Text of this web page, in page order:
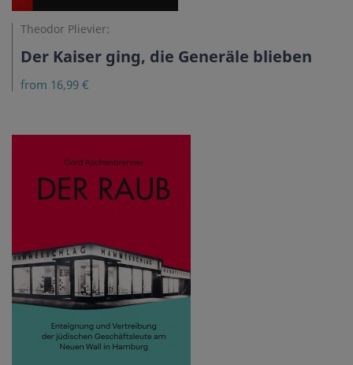
Theodor Plievier:
Der Kaiser ging, die Generäle blieben
from 16,99 €